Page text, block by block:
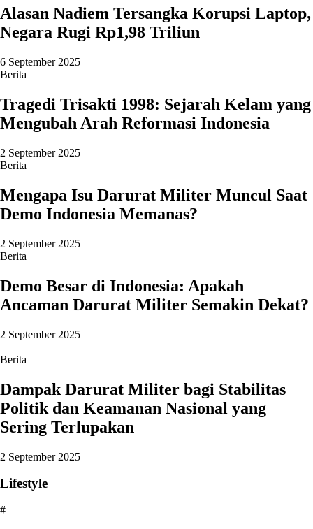
Alasan Nadiem Tersangka Korupsi Laptop,
Negara Rugi Rp1,98 Triliun
6 September 2025
Berita
Tragedi Trisakti 1998: Sejarah Kelam yang
Mengubah Arah Reformasi Indonesia
2 September 2025
Berita
Mengapa Isu Darurat Militer Muncul Saat
Demo Indonesia Memanas?
2 September 2025
Berita
Demo Besar di Indonesia: Apakah
Ancaman Darurat Militer Semakin Dekat?
2 September 2025
Berita
Dampak Darurat Militer bagi Stabilitas
Politik dan Keamanan Nasional yang
Sering Terlupakan
2 September 2025
Lifestyle
#